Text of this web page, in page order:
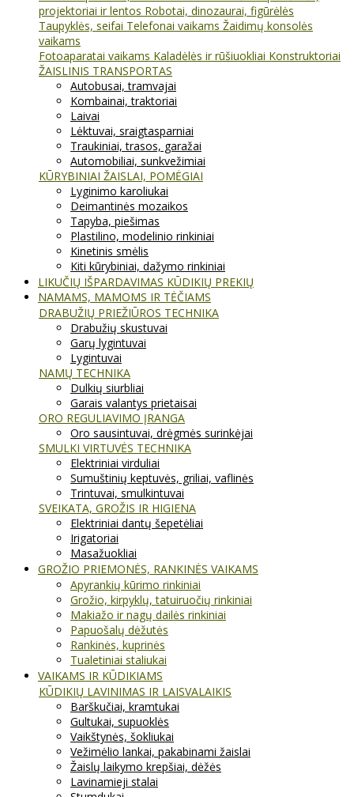
projektoriai ir lentos Robotai, dinozaurai, figūrėlės
Taupyklės, seifai Telefonai vaikams Žaidimų konsolės
vaikams
Fotoaparatai vaikams Kaladėlės ir rūšiuokliai Konstruktoriai
ŽAISLINIS TRANSPORTAS
Autobusai, tramvajai
Kombainai, traktoriai
Laivai
Lėktuvai, sraigtasparniai
Traukiniai, trasos, garažai
Automobiliai, sunkvežimiai
KŪRYBINIAI ŽAISLAI, POMĖGIAI
Lyginimo karoliukai
Deimantinės mozaikos
Tapyba, piešimas
Plastilino, modelinio rinkiniai
Kinetinis smėlis
Kiti kūrybiniai, dažymo rinkiniai
LIKUČIŲ IŠPARDAVIMAS KŪDIKIŲ PREKIŲ
NAMAMS, MAMOMS IR TĖČIAMS
DRABUŽIŲ PRIEŽIŪROS TECHNIKA
Drabužių skustuvai
Garų lygintuvai
Lygintuvai
NAMŲ TECHNIKA
Dulkių siurbliai
Garais valantys prietaisai
ORO REGULIAVIMO ĮRANGA
Oro sausintuvai, drėgmės surinkėjai
SMULKI VIRTUVĖS TECHNIKA
Elektriniai virduliai
Sumuštinių keptuvės, griliai, vaflinės
Trintuvai, smulkintuvai
SVEIKATA, GROŽIS IR HIGIENA
Elektriniai dantų šepetėliai
Irigatoriai
Masažuokliai
GROŽIO PRIEMONĖS, RANKINĖS VAIKAMS
Apyrankių kūrimo rinkiniai
Grožio, kirpyklų, tatuiruočių rinkiniai
Makiažo ir nagų dailės rinkiniai
Papuošalų dėžutės
Rankinės, kuprinės
Tualetiniai staliukai
VAIKAMS IR KŪDIKIAMS
KŪDIKIŲ LAVINIMAS IR LAISVALAIKIS
Barškučiai, kramtukai
Gultukai, supuoklės
Vaikštynės, šokliukai
Vežimėlio lankai, pakabinami žaislai
Žaislų laikymo krepšiai, dėžės
Lavinamieji stalai